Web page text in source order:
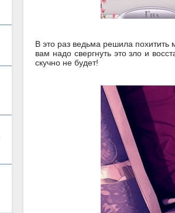
В это раз ведьма решила похитить
вам надо свергнуть это зло и
скучно не будет!